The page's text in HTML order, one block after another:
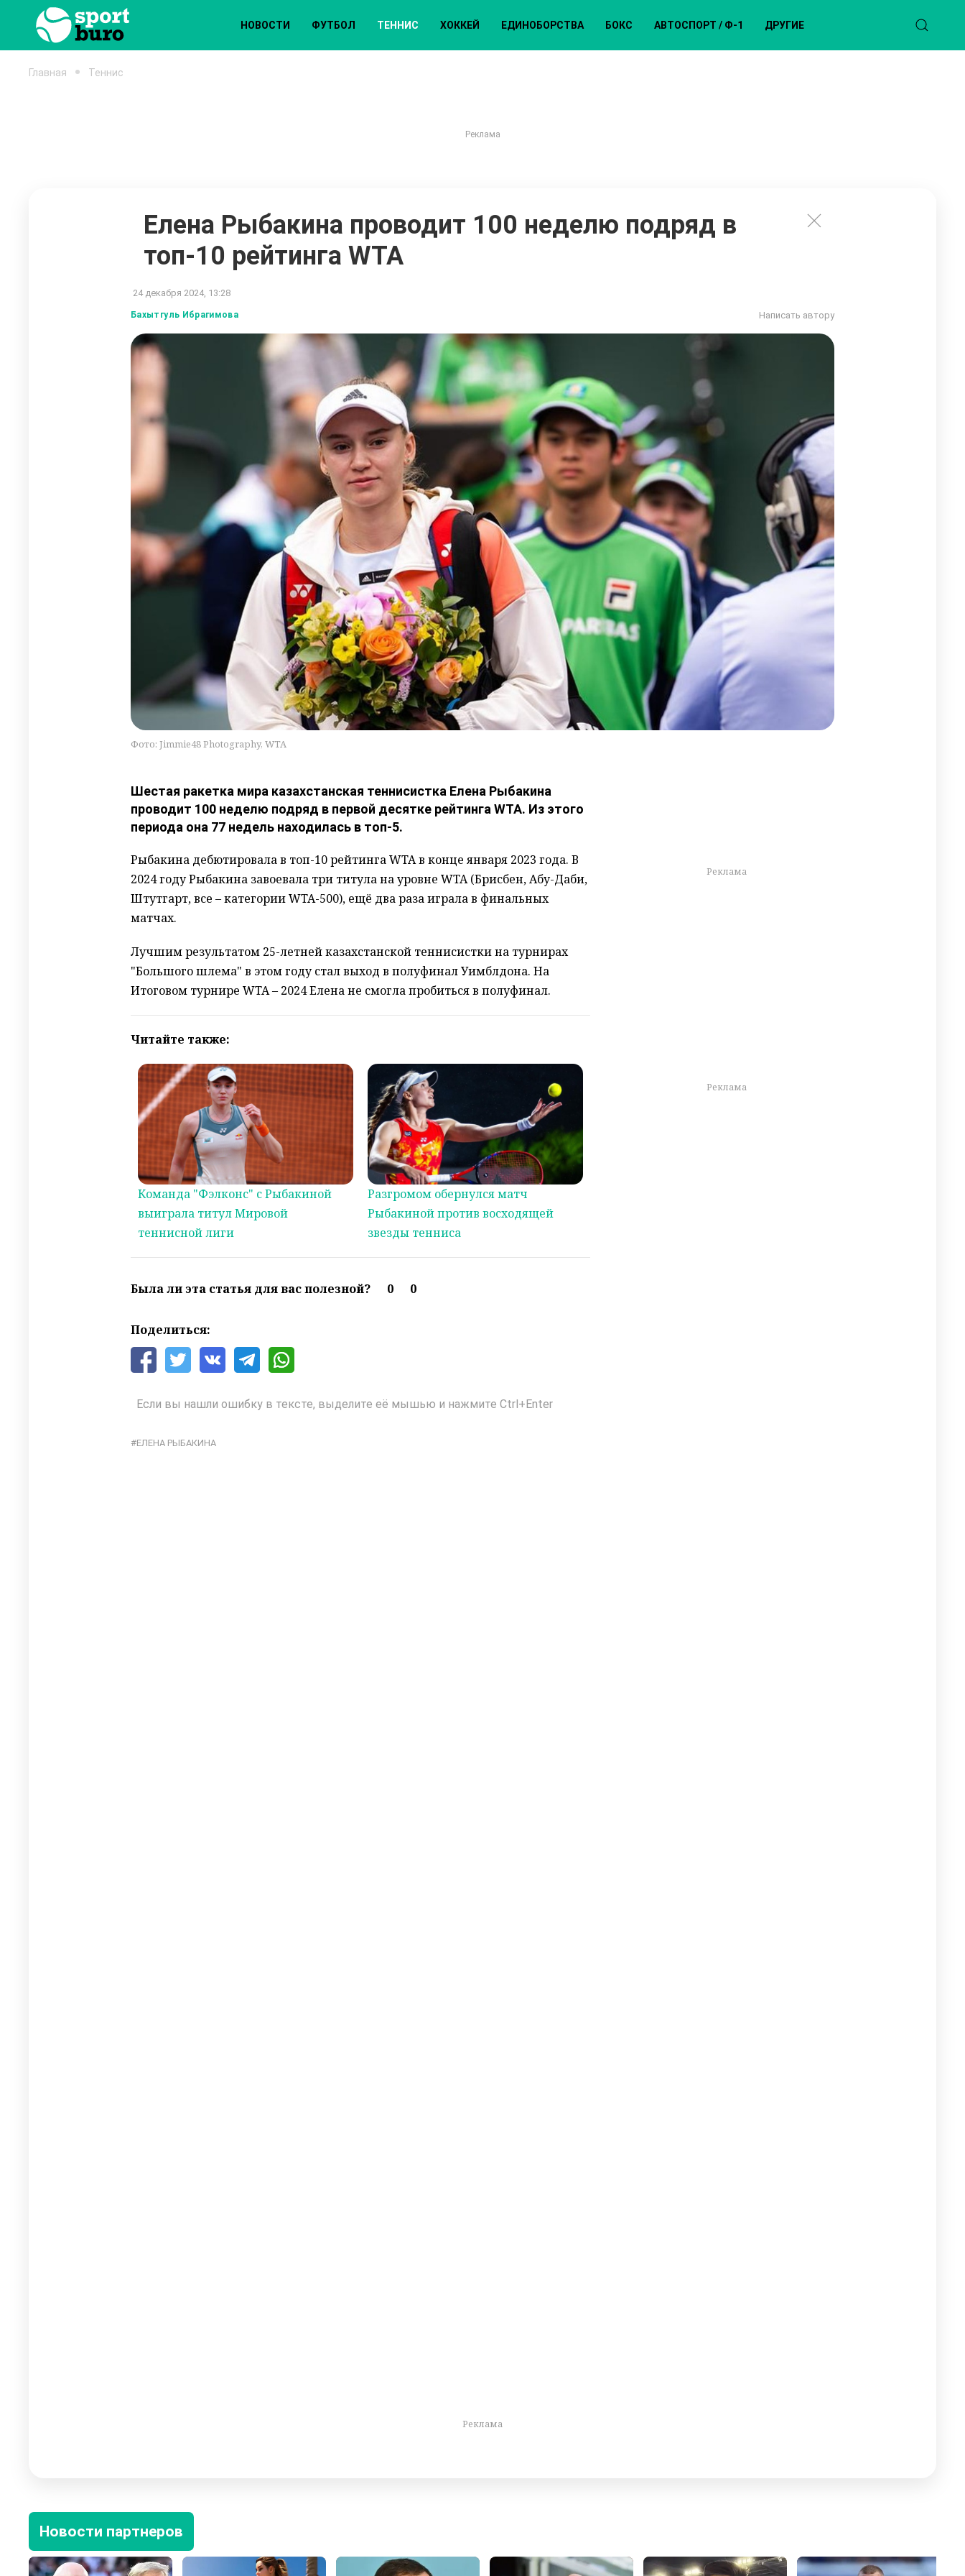
НОВОСТИ ФУТБОЛ ТЕННИС ХОККЕЙ ЕДИНОБОРСТВА БОКС АВТОСПОРТ / Ф-1 ДРУГИЕ
Главная Теннис
Елена Рыбакина проводит 100 неделю подряд в
топ-10 рейтинга WTA
24 декабря 2024, 13:28
Бахытгуль Ибрагимова Написать автору
Фото: Jimmie48 Photography, WTA
Шестая ракетка мира казахстанская теннисистка Елена Рыбакина
проводит 100 неделю подряд в первой десятке рейтинга WTA. Из этого
периода она 77 недель находилась в топ-5.
Рыбакина дебютировала в топ-10 рейтинга WTA в конце января 2023 года. В
2024 году Рыбакина завоевала три титула на уровне WTA (Брисбен, Абу-Даби,
Штутгарт, все – категории WTA-500), ещё два раза играла в финальных
матчах.
Лучшим результатом 25-летней казахстанской теннисистки на турнирах
"Большого шлема" в этом году стал выход в полуфинал Уимблдона. На
Итоговом турнире WTA – 2024 Елена не смогла пробиться в полуфинал.
Читайте также:
Команда "Фэлконс" с Рыбакиной
выиграла титул Мировой
теннисной лиги
Разгромом обернулся матч
Рыбакиной против восходящей
звезды тенниса
Была ли эта статья для вас полезной? 0 0
Поделиться:
Если вы нашли ошибку в тексте, выделите её мышью и нажмите Ctrl+Enter
ЕЛЕНА РЫБАКИНА
Новости партнеров